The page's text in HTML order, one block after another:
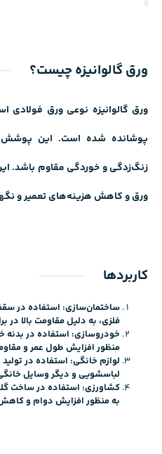
ورق گالوانیزه چیست؟
ورق گالوانیزه نوعی ورق فولادی
پوشانده شده است. این پوشش
زنگ‌زدگی و خوردگی مقاوم باشد.
ورق و کاهش هزینه‌های تعمیر و
کاربردها
ساختمان‌سازی: استفاده در
فلزی، به دلیل مقاومت بالا در
خودروسازی: استفاده در بدنه
منظور افزایش طول عمر و
لوازم خانگی: استفاده در
لباسشویی و دیگر وسایل
کشاورزی: استفاده در ساخت
به منظور افزایش دوام و